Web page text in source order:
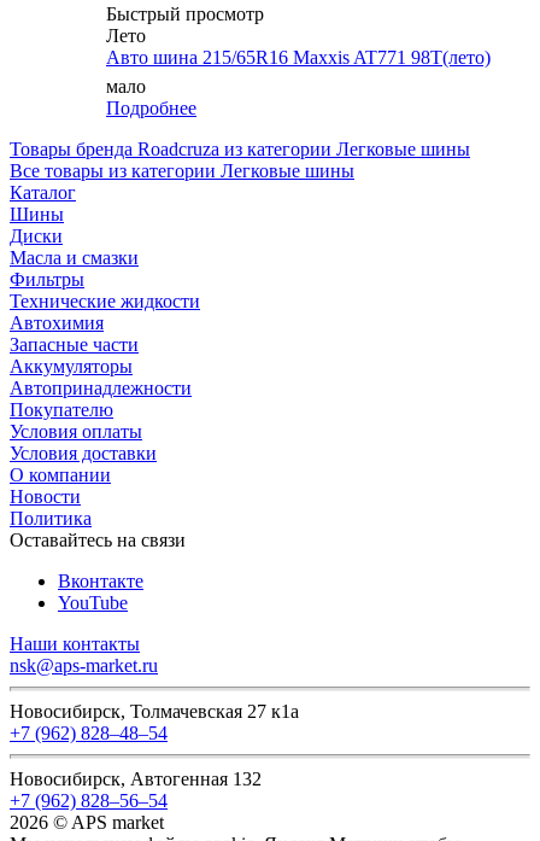
Быстрый просмотр
Лето
Авто шина 215/65R16 Maxxis AT771 98T(лето)
мало
Подробнее
Товары бренда Roadcruza из категории Легковые шины
Все товары из категории Легковые шины
Каталог
Шины
Диски
Масла и смазки
Фильтры
Технические жидкости
Автохимия
Запасные части
Аккумуляторы
Автопринадлежности
Покупателю
Условия оплаты
Условия доставки
О компании
Новости
Политика
Оставайтесь на связи
Вконтакте
YouTube
Наши контакты
nsk@aps-market.ru
Новосибирск, Толмачевская 27 к1а
+7 (962) 828‒48‒54
Новосибирск, Автогенная 132
+7 (962) 828‒56‒54
2026 © APS market